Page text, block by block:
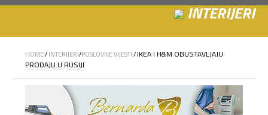
INTERIJERI
HOME/INTERIJERI/POSLOVNE VIJESTI/IKEA I H&M OBUSTAVLJAJU
PRODAJU U RUSIJI